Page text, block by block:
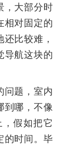
，大部分时
相对固定的
比较难，
导航这块的
问题，室内
到哪，不像
假如把它
的时间。毕